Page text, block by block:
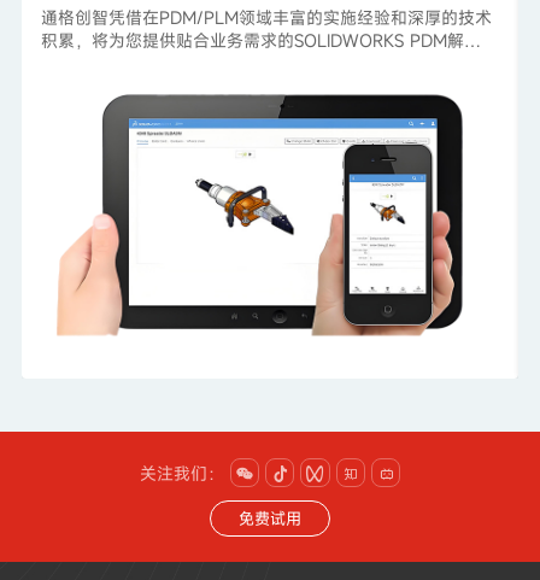
通格创智凭借在PDM/PLM领域丰富的实施经验和深厚的技术
积累，将为您提供贴合业务需求的SOLIDWORKS PDM解决
关注我们：     
免费试用